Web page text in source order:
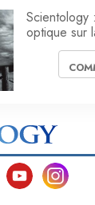
Scientology
optique sur